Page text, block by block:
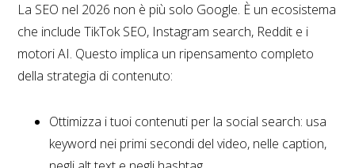
La SEO nel 2026 non è più solo Google. È un ecosistema
che include TikTok SEO, Instagram search, Reddit e i
motori AI. Questo implica un ripensamento completo
della strategia di contenuto:
Ottimizza i tuoi contenuti per la social search: usa
keyword nei primi secondi del video, nelle caption,